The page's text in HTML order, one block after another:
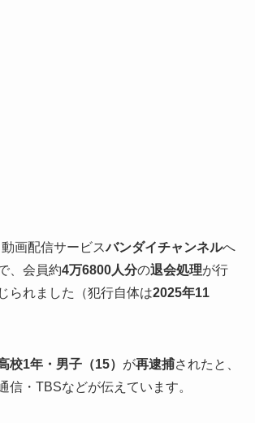
動画配信サービスバンダイチャンネルへ
、会員約4万6800人分の退会処理が行
られました（犯行自体は2025年11
校1年・男子（15） が再逮捕されたと、
信・TBSなどが伝えています。